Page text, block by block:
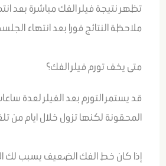
تظهر نتيجة فيلر الفك مباشرة بعد
ملاحظة النتائج فورا بعد انتهاء
متى يخف تورم فيلر الفك؟
قد يستمر التورم بعد الفيلر لعدة
المحقونة لكنها تزول خلال ايام من
إذا كان خط الفك الضعيف يسبب لك